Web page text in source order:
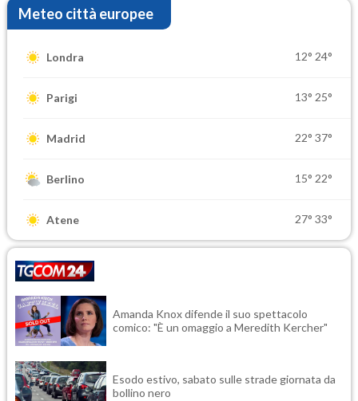
Meteo città europee
Londra 12° 24°
Parigi 13° 25°
Madrid 22° 37°
Berlino 15° 22°
Atene 27° 33°
Amanda Knox difende il suo spettacolo
comico: "È un omaggio a Meredith Kercher"
Esodo estivo, sabato sulle strade giornata da
bollino nero